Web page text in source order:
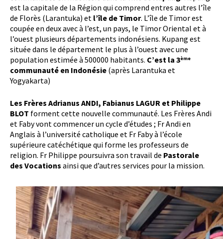
est la capitale de la Région qui comprend entres autres l’île
de Florès (Larantuka) et l’île de Timor. L’île de Timor est
coupée en deux avec à l’est, un pays, le Timor Oriental et à
l’ouest plusieurs départements indonésiens. Kupang est
située dans le département le plus à l’ouest avec une
population estimée à 500000 habitants. C’est la 3ème
communauté en Indonésie (après Larantuka et
Yogyakarta)
Les Frères Adrianus ANDI, Fabianus LAGUR et Philippe
BLOT forment cette nouvelle communauté. Les Frères Andi
et Faby vont commencer un cycle d’études ; Fr Andi en
Anglais à l’université catholique et Fr Faby à l’école
supérieure catéchétique qui forme les professeurs de
religion. Fr Philippe poursuivra son travail de Pastorale
des Vocations ainsi que d’autres services pour la mission.